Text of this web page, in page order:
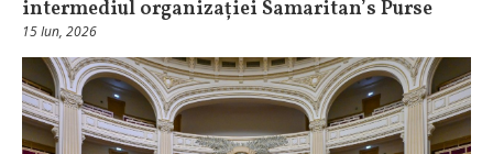
intermediul organizației Samaritan’s Purse
15 Iun, 2026